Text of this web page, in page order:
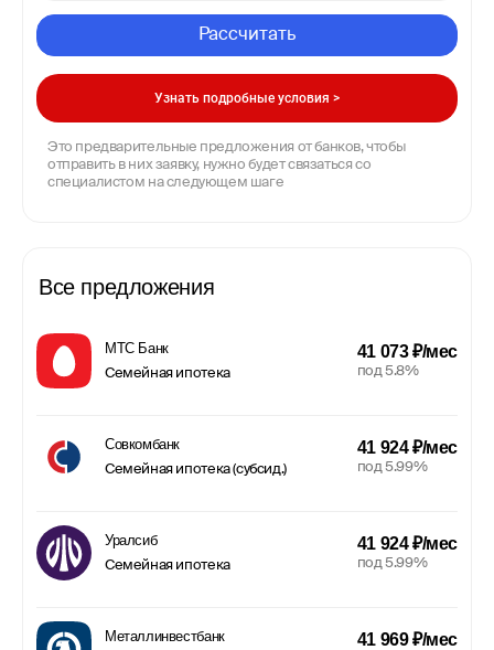
Рассчитать
Узнать подробные условия >
Это предварительные предложения от банков, чтобы
отправить в них заявку, нужно будет связаться со
специалистом на следующем шаге
Все предложения
МТС Банк
Семейная ипотека
41 073 ₽/мес
под 5.8%
Совкомбанк
Семейная ипотека (субсид.)
41 924 ₽/мес
под 5.99%
Уралсиб
Семейная ипотека
41 924 ₽/мес
под 5.99%
Металлинвестбанк 41 969 ₽/мес